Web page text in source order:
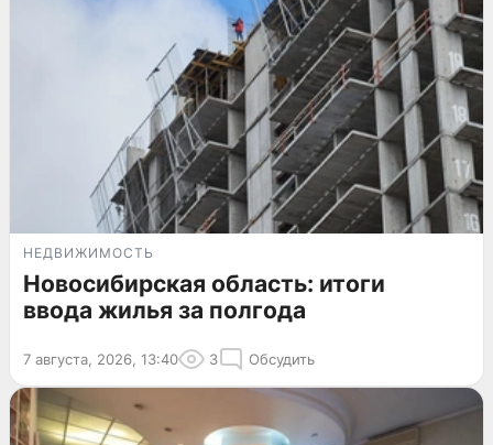
НЕДВИЖИМОСТЬ
Новосибирская область: итоги
ввода жилья за полгода
7 августа, 2026, 13:40 3 Обсудить